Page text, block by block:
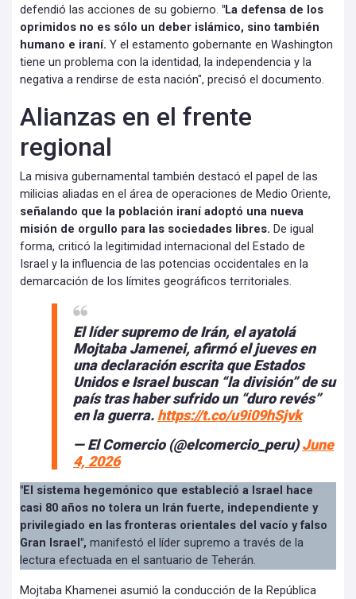
defendió las acciones de su gobierno. "La defensa de los
oprimidos no es sólo un deber islámico, sino también
humano e iraní. Y el estamento gobernante en Washington
tiene un problema con la identidad, la independencia y la
negativa a rendirse de esta nación", precisó el documento.
Alianzas en el frente
regional
La misiva gubernamental también destacó el papel de las
milicias aliadas en el área de operaciones de Medio Oriente,
señalando que la población iraní adoptó una nueva
misión de orgullo para las sociedades libres. De igual
forma, criticó la legitimidad internacional del Estado de
Israel y la influencia de las potencias occidentales en la
demarcación de los límites geográficos territoriales.
El líder supremo de Irán, el ayatolá
Mojtaba Jamenei, afirmó el jueves en
una declaración escrita que Estados
Unidos e Israel buscan “la división” de su
país tras haber sufrido un “duro revés”
en la guerra. https://t.co/u9i09hSjvk
— El Comercio (@elcomercio_peru)June
4, 2026
"El sistema hegemónico que estableció a Israel hace
casi 80 años no tolera un Irán fuerte, independiente y
privilegiado en las fronteras orientales del vacío y falso
Gran Israel", manifestó el líder supremo a través de la
lectura efectuada en el santuario de Teherán.
Mojtaba Khamenei asumió la conducción de la República